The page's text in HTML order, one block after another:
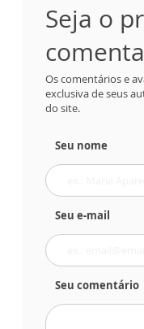
Seja o
Os comentários e
exclusiva de seus
do site.
Seu nome
Seu e-mail
Seu comentário